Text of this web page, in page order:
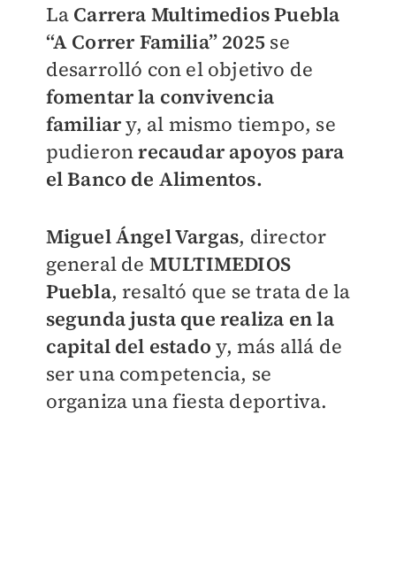
La Carrera Multimedios Puebla
“A Correr Familia” 2025 se
desarrolló con el objetivo de
fomentar la convivencia
familiary, al mismo tiempo, se
pudieronrecaudar apoyos para
el Banco de Alimentos.
Miguel Ángel Vargas, director
general de MULTIMEDIOS
Puebla, resaltó que se trata de la
segunda justa que realiza en la
capital del estado y, más allá de
ser una competencia, se
organiza una fiesta deportiva.